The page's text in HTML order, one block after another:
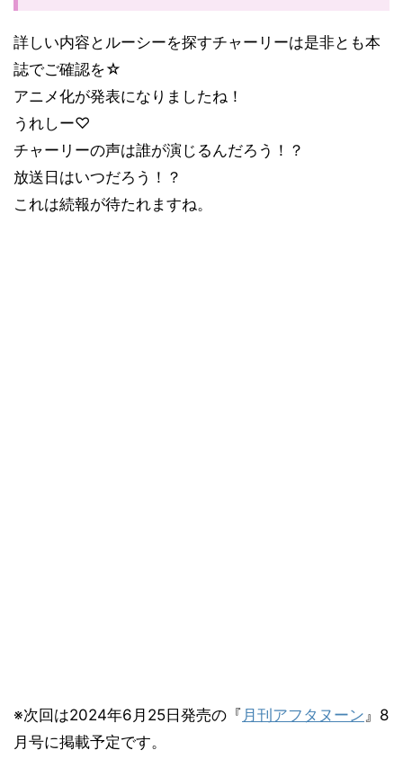
詳しい内容とルーシーを探すチャーリーは是非とも本
誌でご確認を☆
アニメ化が発表になりましたね！
うれしー♡
チャーリーの声は誰が演じるんだろう！？
放送日はいつだろう！？
これは続報が待たれますね。
※次回は2024年6月25日発売の『 月刊アフタヌーン 』8
月号に掲載予定です。